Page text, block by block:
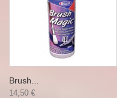
Brush...
14,50 €